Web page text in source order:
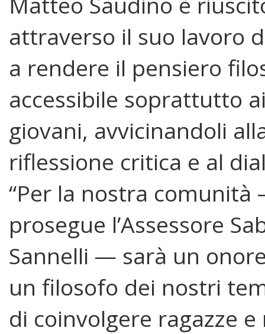
attraverso il suo lavoro
a rendere il pensiero
accessibile soprattutto
giovani, avvicinandoli
riflessione critica e al
“Per la nostra
prosegue l’Assessore
Sannelli — sarà un
un filosofo dei nostri
di coinvolgere ragazze e